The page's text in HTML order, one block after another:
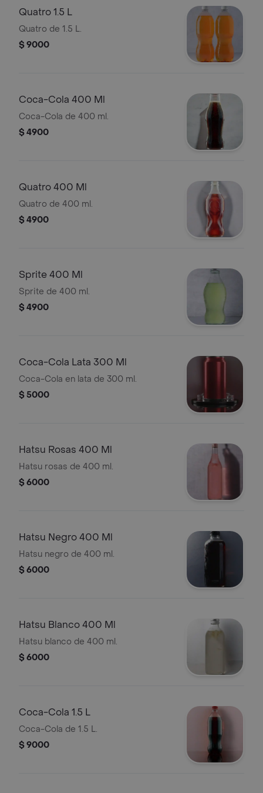
Quatro 1.5 L
Quatro de 1.5 L.
$ 9000
Coca-Cola 400 Ml
Coca-Cola de 400 ml.
$ 4900
Quatro 400 Ml
Quatro de 400 ml.
$ 4900
Sprite 400 Ml
Sprite de 400 ml.
$ 4900
Coca-Cola Lata 300 Ml
Coca-Cola en lata de 300 ml.
$ 5000
Hatsu Rosas 400 Ml
Hatsu rosas de 400 ml.
$ 6000
Hatsu Negro 400 Ml
Hatsu negro de 400 ml.
$ 6000
Hatsu Blanco 400 Ml
Hatsu blanco de 400 ml.
$ 6000
Coca-Cola 1.5 L
Coca-Cola de 1.5 L.
$ 9000